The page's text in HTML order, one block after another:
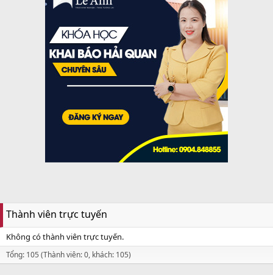
Thành viên trực tuyến
Không có thành viên trực tuyến.
Tổng: 105 (Thành viên: 0, khách: 105)